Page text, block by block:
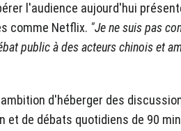
l'audience aujourd'hui
comme Netflix. "Je ne suis pas
public à des acteurs chinois et
d'héberger des
et de débats quotidiens de 90